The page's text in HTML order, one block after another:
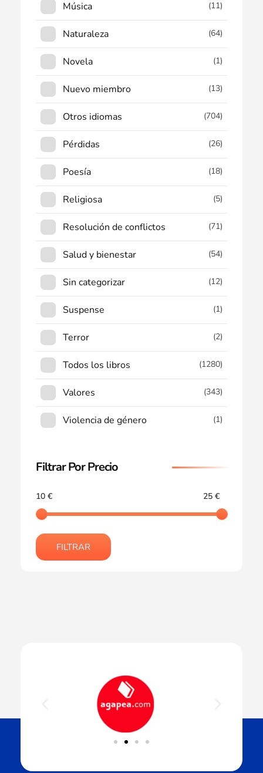
Música (11)
Naturaleza (64)
Novela (1)
Nuevo miembro (13)
Otros idiomas (704)
Pérdidas (26)
Poesía (18)
Religiosa (5)
Resolución de conflictos (71)
Salud y bienestar (54)
Sin categorizar (12)
Suspense (1)
Terror (2)
Todos los libros (1280)
Valores (343)
Violencia de género (1)
Filtrar Por Precio
10 € 25 €
FILTRAR